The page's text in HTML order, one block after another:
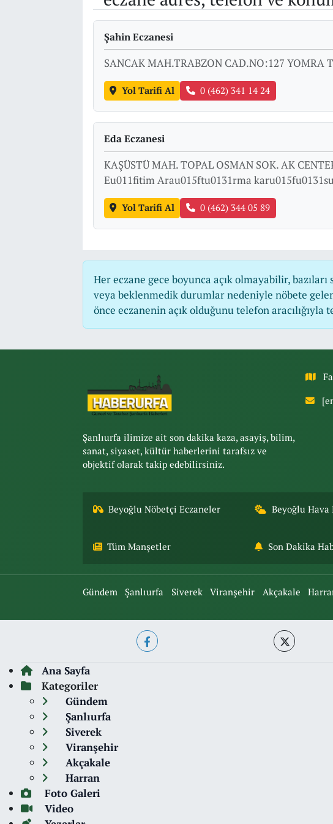
Şahin Eczanesi
SANCAK MAH.TRABZON CAD.NO:127 YOMRA
Yol Tarifi Al 0 (462) 341 14 24
Eda Eczanesi
KAŞÜSTÜ MAH. TOPAL OSMAN SOK. AK
Eu011fitim Arau015ftu0131rma
Yol Tarifi Al 0 (462) 344 05 89
Her eczane gece boyunca açık olmayabilir,
veya beklenmedik durumlar nedeniyle nöbete
önce eczanenin açık olduğunu telefon
Şanlıurfa ilimize ait son dakika kaza, asayiş, bilim,
sanat, siyaset, kültür haberlerini tarafsız ve
objektif olarak takip edebilirsiniz.
Beyoğlu Nöbetçi Eczaneler Beyoğlu Hava
Tüm Manşetler Son Dakika
Gündem Şanlıurfa Siverek Viranşehir Akçakale
Ana Sayfa
Kategoriler
Gündem
Şanlıurfa
Siverek
Viranşehir
Akçakale
Harran
Foto Galeri
Video